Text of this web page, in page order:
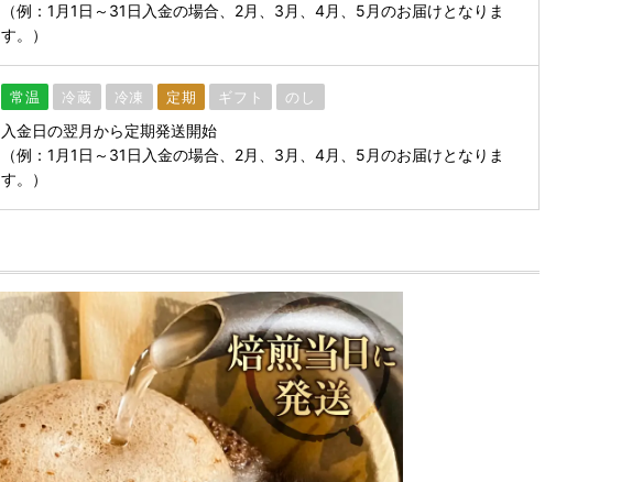
（例：1月1日～31日入金の場合、2月、3月、4月、5月のお届けとなりま
す。）
常温 冷蔵 冷凍 定期 ギフト のし
入金日の翌月から定期発送開始
（例：1月1日～31日入金の場合、2月、3月、4月、5月のお届けとなりま
す。）